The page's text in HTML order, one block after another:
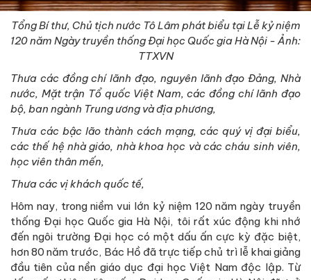
Tổng Bí thư, Chủ tịch nước Tô Lâm phát biểu tại Lễ kỷ niệm
120 năm Ngày truyền thống Đại học Quốc gia Hà Nội - Ảnh:
TTXVN
Thưa các đồng chí lãnh đạo, nguyên lãnh đạo Đảng, Nhà
nước, Mặt trận Tổ quốc Việt Nam, các đồng chí lãnh đạo
bộ, ban ngành Trung ương và địa phương,
Thưa các bậc lão thành cách mạng, các quý vị đại biểu,
các thế hệ nhà giáo, nhà khoa học và các cháu sinh viên,
học viên thân mến,
Thưa các vị khách quốc tế,
Hôm nay, trong niềm vui lớn kỷ niệm 120 năm ngày truyền
thống Đại học Quốc gia Hà Nội, tôi rất xúc động khi nhớ
đến ngôi trường Đại học có một dấu ấn cực kỳ đặc biệt,
hơn 80 năm trước, Bác Hồ đã trực tiếp chủ trì lễ khai giảng
đầu tiên của nền giáo dục đại học Việt Nam độc lập. Từ